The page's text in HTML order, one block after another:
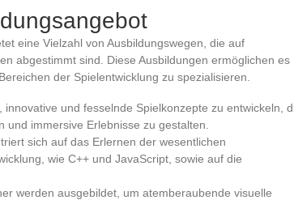
eine Vielzahl von Ausbildungswegen, die auf
abgestimmt sind. Diese Ausbildungen ermöglichen es
der Spielentwicklung zu spezialisieren.
innovative und fesselnde Spielkonzepte zu entwickeln,
immersive Erlebnisse zu gestalten.
sich auf das Erlernen der wesentlichen
wie C++ und JavaScript, sowie auf die
werden ausgebildet, um atemberaubende visuelle